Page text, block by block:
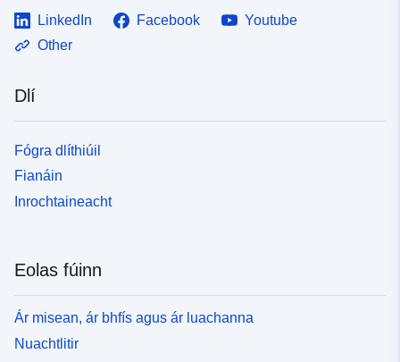
LinkedIn Facebook
Youtube
Other
Dlí
Fógra dlíthiúil
Fianáin
Inrochtaineacht
Eolas fúinn
Ár misean, ár bhfís agus ár luachanna
Nuachtlitir